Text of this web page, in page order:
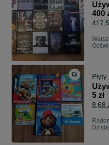
400
5 zł
8,68